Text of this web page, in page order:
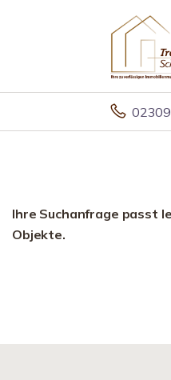
Ihre Suchanfrage passt
Objekte.